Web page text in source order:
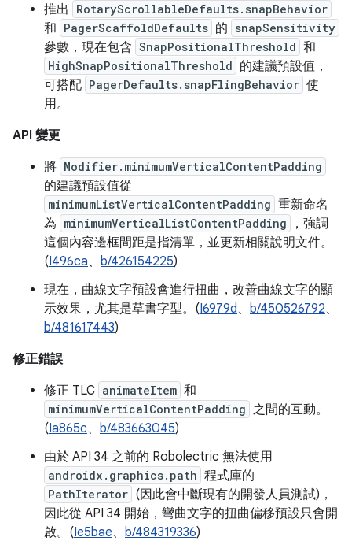
推出
RotaryScrollableDefaults.snapBehavior
和 PagerScaffoldDefaults 的 snapSensitivity
參數，現在包含 SnapPositionalThreshold 和
HighSnapPositionalThreshold 的建議預設值，
可搭配 PagerDefaults.snapFlingBehavior 使
用。
API 變更
將 Modifier.minimumVerticalContentPadding
的建議預設值從
minimumListVerticalContentPadding 重新命名
為 minimumVerticalListContentPadding
，強調
這個內容邊框間距是指清單，並更新相關說明文件。
(I496ca、 b/426154225)
現在，曲線文字預設會進行扭曲，改善曲線文字的顯
示效果，尤其是草書字型。(I6979d、 b/450526792、
b/481617443)
修正錯誤
修正 TLC animateItem 和
minimumVerticalContentPadding 之間的互動。
(Ia865c、 b/483663045)
由於 API 34 之前的 Robolectric 無法使用
androidx.graphics.path 程式庫的
PathIterator (因此會中斷現有的開發人員測試)，
因此從 API 34 開始，彎曲文字的扭曲偏移預設只會開
啟。(Ie5bae、 b/484319336)